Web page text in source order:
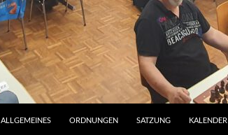
ALLGEMEINES ORDNUNGEN SATZUNG KALENDER